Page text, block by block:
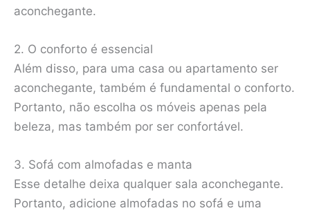
aconchegante.
2. O conforto é essencial
Além disso, para uma casa ou apartamento ser
aconchegante, também é fundamental o conforto.
Portanto, não escolha os móveis apenas pela
beleza, mas também por ser confortável.
3. Sofá com almofadas e manta
Esse detalhe deixa qualquer sala aconchegante.
Portanto, adicione almofadas no sofá e uma